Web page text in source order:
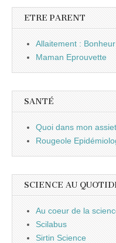
ETRE PARENT
Allaitement :
Maman Eprouvette
SANTÉ
Quoi dans mon
Rougeole
SCIENCE AU
Au coeur de la
Scilabus
Sirtin Science